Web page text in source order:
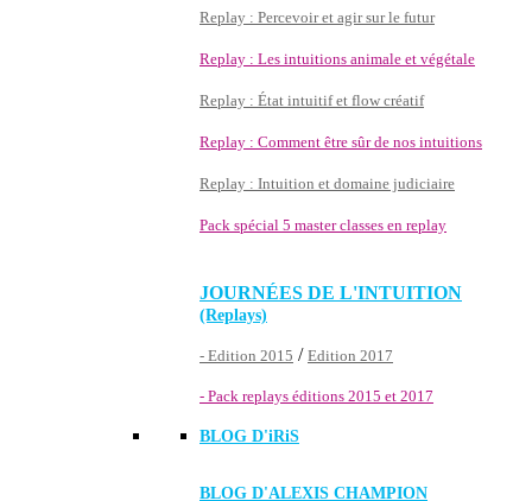
Replay : Percevoir et agir sur le futur
Replay : Les intuitions animale et végétale
Replay : État intuitif et flow créatif
Replay : Comment être sûr de nos intuitions
Replay : Intuition et domaine judiciaire
Pack spécial 5 master classes en replay
JOURNÉES DE L'INTUITION
(Replays)
- Edition 2015 / Edition 2017
- Pack replays éditions 2015 et 2017
BLOG D'iRiS
BLOG D'ALEXIS CHAMPION